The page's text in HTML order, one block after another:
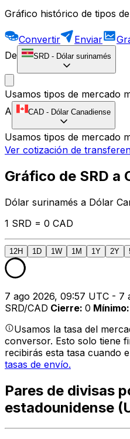
Gráfico histórico de tipos
Convertir Enviar
De
SRD - Dólar surinamés
Usamos tipos de mercado
A
CAD - Dólar Canadiense
Usamos tipos de mercado
Ver cotización de
Gráfico de SRD a
Dólar surinamés a Dólar
1 SRD = 0 CAD
12H 1D 1W 1M 1Y 2Y
7 ago 2026, 09:57 UTC - 7
SRD/CAD Cierre: 0 Mínimo:
Usamos la tasa del
conversor. Esto solo tiene
recibirás esta tasa cuando
tasas de envío.
Pares de divisas
estadounidense